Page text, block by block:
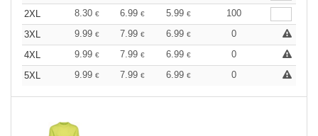
2XL
8.30 € 6.99 € 5.99 €
100
3XL
9.99 € 7.99 € 6.99 €
0
4XL
9.99 € 7.99 € 6.99 €
0
5XL
9.99 € 7.99 € 6.99 € 0